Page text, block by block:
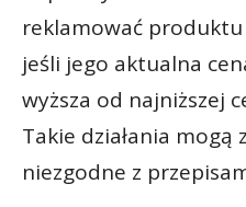
reklamować
jeśli jego aktualna
wyższa od najniższej
Takie działania mogą
niezgodne z